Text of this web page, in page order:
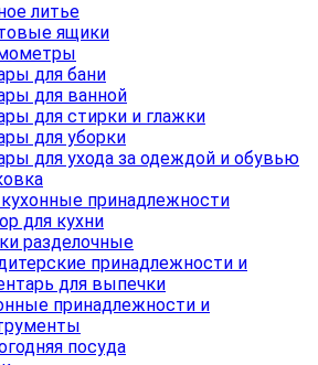
литье
ящики
для бани
для ванной
для стирки и глажки
для уборки
для ухода за одеждой и обувью
принадлежности
для кухни
разделочные
принадлежности и
для выпечки
принадлежности и
посуда